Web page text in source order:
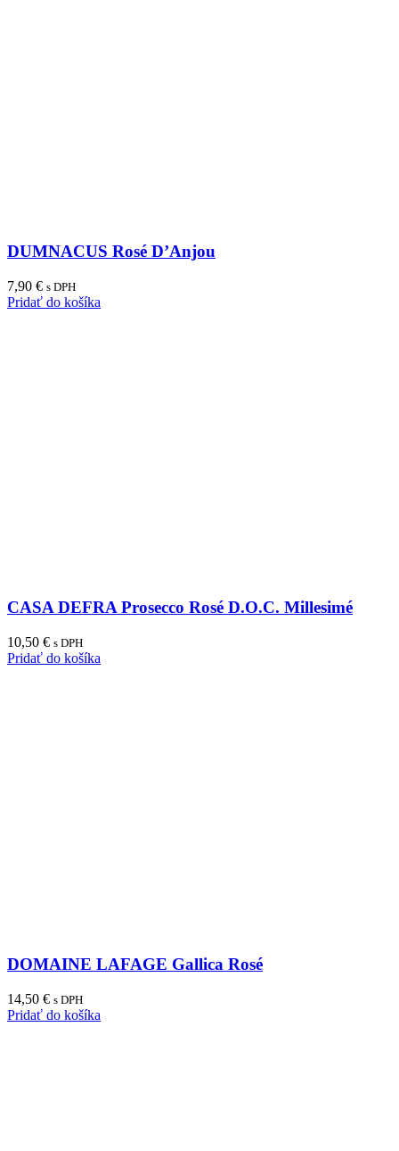
DUMNACUS Rosé D’Anjou
7,90 € s DPH
Pridať do košíka
CASA DEFRA Prosecco Rosé D.O.C. Millesimé
10,50 € s DPH
Pridať do košíka
DOMAINE LAFAGE Gallica Rosé
14,50 € s DPH
Pridať do košíka